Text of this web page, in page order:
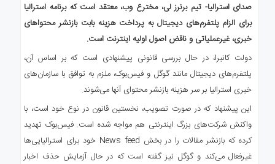
صدای استرالیا- تیم برنرز لی، مخترع وب، معتقد است که برنامه استرالیا
برای الزام پلتفرم‌های دیجیتال به پرداخت هزینه بابت بازنشر محتواهای
خبری، غیرعملیاتی و ناقض اصول اولیه اینترنت است.
دولت کانبرا، در حال بررسی قانونی پیشنهادی است که بر اساس آن،
پلتفرم‌های دیجیتال مانند گوگل و فیس‌بوک، ملزم به توافق با سازمان‌های
خبری استرالیا بر سر هزینه بازنشر محتوای آنها می‌شوند.
این پیشنهاد که در صورت تصویب، نخستین قانون در نوع خود است، با
واکنش شرکت‌های بزرگ اینترنتی هم مواجه شده است. فیس‌بوک تهدید
کرده که بازنشر مقالات را در بخش News feed خود برای استرالیایی‌ها
غیرفعال می‌کند و گوگل نیز گفته است که در حال آزمایش حذف اخبار